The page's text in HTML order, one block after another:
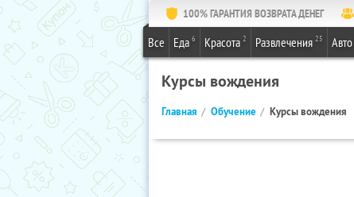
100% ГАРАНТИЯ ВОЗВРАТА ДЕНЕГ
Все Еда 6 Красота 2 Развлечения 25 Авто
Курсы вождения
Главная Обучение Курсы вождения